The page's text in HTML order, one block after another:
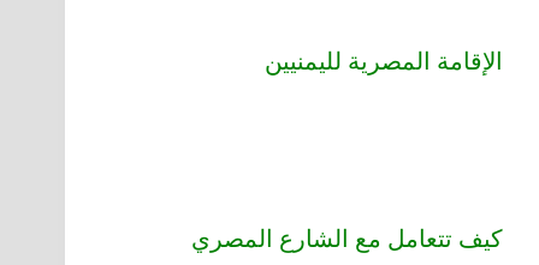
الإقامة المصرية لليمنيين
كيف تتعامل مع الشارع المصري